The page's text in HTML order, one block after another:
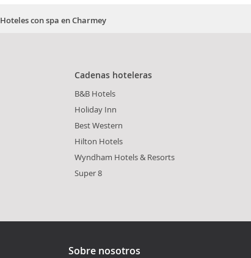
Hoteles con spa en Charmey
Cadenas hoteleras
B&B Hotels
Holiday Inn
Best Western
Hilton Hotels
Wyndham Hotels & Resorts
Super 8
Sobre nosotros